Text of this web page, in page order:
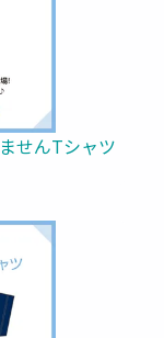
せんTシャツ